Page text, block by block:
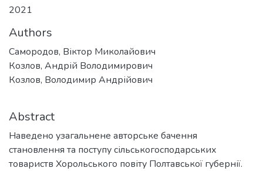
2021
Authors
Самородов, Віктор Миколайович
Козлов, Андрій Володимирович
Козлов, Володимир Андрійович
Abstract
Наведено узагальнене авторське бачення
становлення та поступу сільськогосподарських
товариств Хорольського повіту Полтавської губернії.